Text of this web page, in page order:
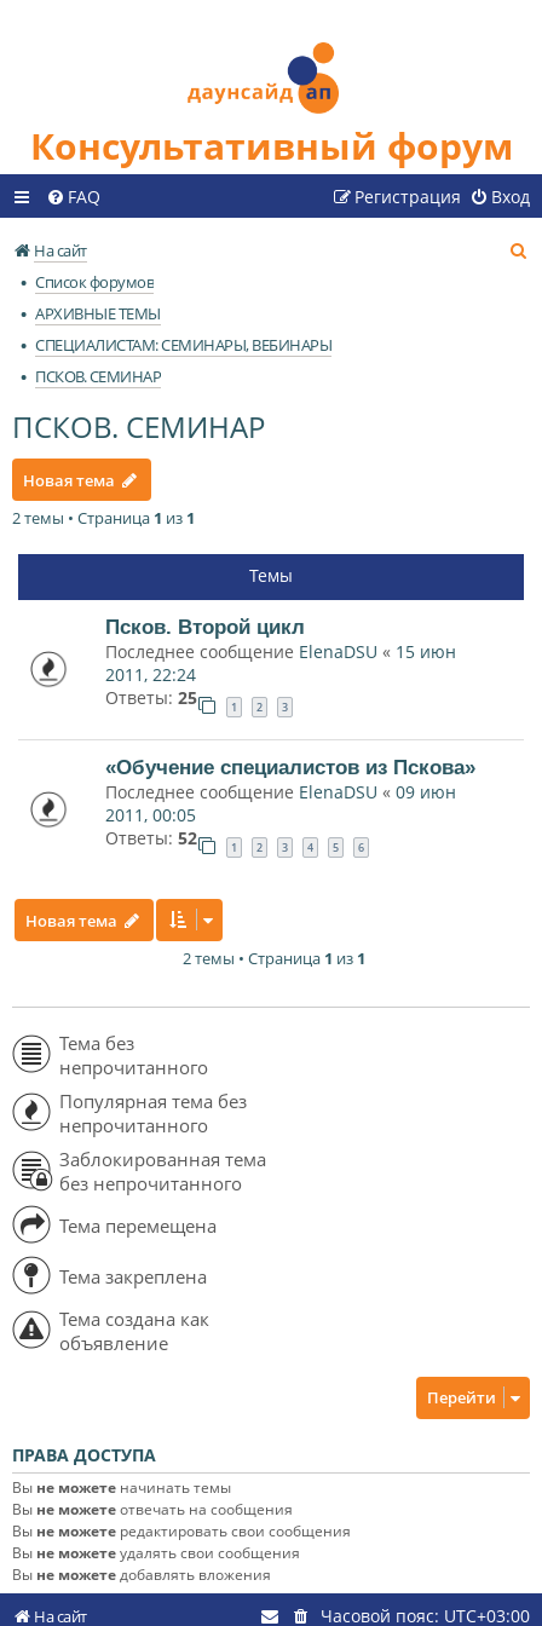
Консультативный форум
FAQ Вход
Регистрация
На сайт
Список форумов
АРХИВНЫЕ ТЕМЫ
СПЕЦИАЛИСТАМ: СЕМИНАРЫ, ВЕБИНАРЫ
ПСКОВ. СЕМИНАР
ПСКОВ. СЕМИНАР
Новая тема
2 темы • Страница 1 из 1
Темы
Псков. Второй цикл
Последнее сообщение ElenaDSU « 15 июн
2011, 22:24
Ответы: 25 1 2 3
«Обучение специалистов из Пскова»
Последнее сообщение ElenaDSU « 09 июн
2011, 00:05
Ответы: 52 1 2 3 4 5 6
Новая тема
2 темы • Страница 1 из 1
Тема без
непрочитанного
Популярная тема без
непрочитанного
Заблокированная тема
без непрочитанного
Тема перемещена
Тема закреплена
Тема создана как
объявление
Перейти
ПРАВА ДОСТУПА
Вы не можете начинать темы
Вы не можетеотвечать на сообщения
Вы не можете редактировать свои сообщения
Вы не можетеудалять свои сообщения
Вы не можетедобавлять вложения
На сайт Часовой пояс: UTC+03:00